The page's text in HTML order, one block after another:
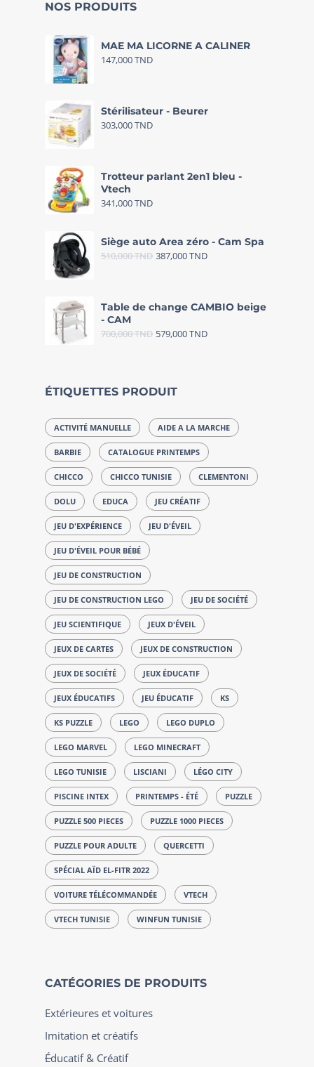
NOS PRODUITS
MAE MA LICORNE A CALINER
147,000TND
Stérilisateur - Beurer
303,000TND
Trotteur parlant 2en1 bleu -
Vtech
341,000TND
Siège auto Area zéro - Cam Spa
510,000TND 387,000TND
Table de change CAMBIO beige
- CAM
700,000TND 579,000TND
ÉTIQUETTES PRODUIT
ACTIVITÉ MANUELLE AIDE A LA MARCHE
BARBIE CATALOGUE PRINTEMPS
CHICCO CHICCO TUNISIE CLEMENTONI
DOLU EDUCA JEU CRÉATIF
JEU D'EXPÉRIENCE JEU D'ÉVEIL
JEU D'ÉVEIL POUR BÉBÉ
JEU DE CONSTRUCTION
JEU DE CONSTRUCTION LEGO JEU DE SOCIÉTÉ
JEU SCIENTIFIQUE JEUX D'ÉVEIL
JEUX DE CARTES JEUX DE CONSTRUCTION
JEUX DE SOCIÉTÉ JEUX ÉDUCATIF
JEUX ÉDUCATIFS JEU ÉDUCATIF KS
KS PUZZLE LEGO LEGO DUPLO
LEGO MARVEL LEGO MINECRAFT
LEGO TUNISIE LISCIANI LÉGO CITY
PISCINE INTEX PRINTEMPS - ÉTÉ PUZZLE
PUZZLE 500 PIECES PUZZLE 1000 PIECES
PUZZLE POUR ADULTE QUERCETTI
SPÉCIAL AÏD EL-FITR 2022
VOITURE TÉLÉCOMMANDÉE VTECH
VTECH TUNISIE WINFUN TUNISIE
CATÉGORIES DE PRODUITS
Extérieures et voitures
Imitation et créatifs
Éducatif & Créatif